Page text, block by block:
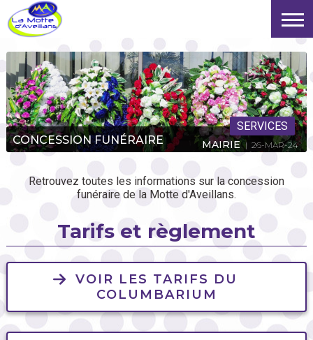
SERVICES
CONCESSION FUNÉRAIRE
MAIRIE | 26-MAR-24
Retrouvez toutes les informations sur la concession
funéraire de la Motte d'Aveillans.
Tarifs et règlement
VOIR LES TARIFS DU
COLUMBARIUM